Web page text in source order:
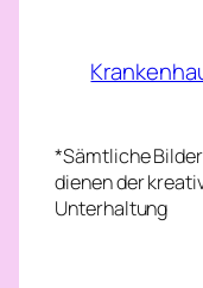
*Sämtliche
dienen der
Unterhaltung